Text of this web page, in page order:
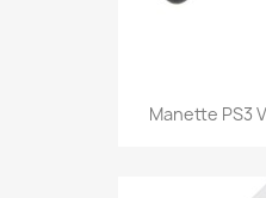
Manette PS3